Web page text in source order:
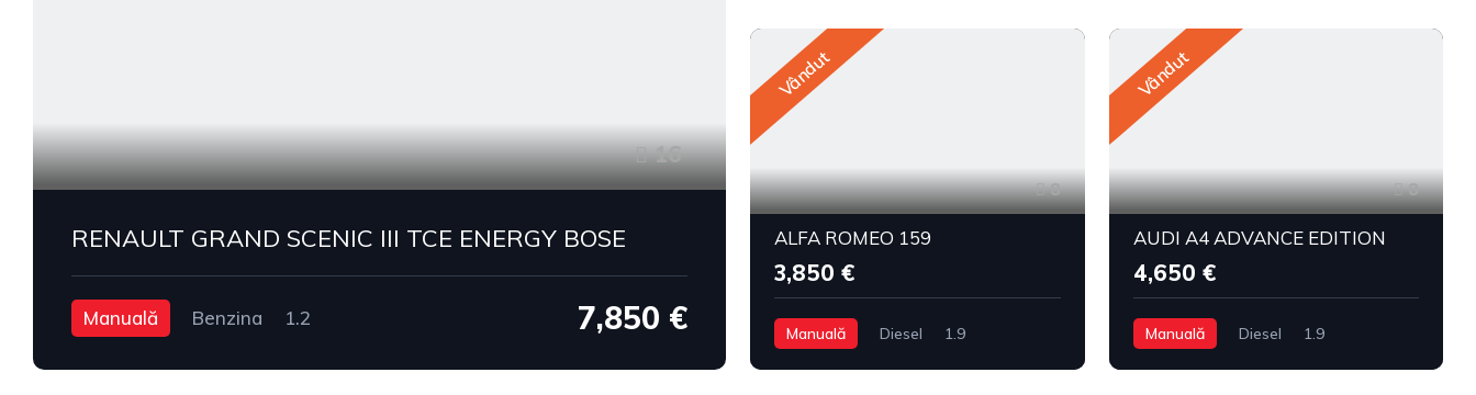
16
RENAULT GRAND SCENIC III TCE ENERGY BOSE
Manuală Benzina 1.2 7,850 €
Vândut
8
ALFA ROMEO 159
3,850 €
Manuală Diesel 1.9
Vândut
8
AUDI A4 ADVANCE EDITION
4,650 €
Manuală Diesel 1.9